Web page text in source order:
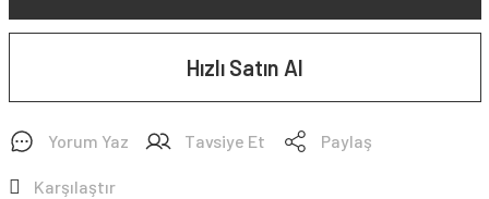
Hızlı Satın Al
Yorum Yaz Tavsiye Et Paylaş
Karşılaştır